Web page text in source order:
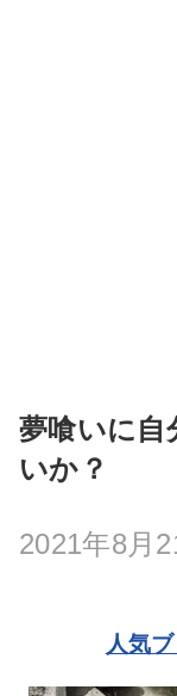
夢喰いに自
いか？
2021年8月
人気